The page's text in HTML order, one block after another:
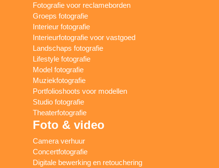
Fotografie voor reclameborden
Groeps fotografie
Interieur fotografie
Interieurfotografie voor vastgoed
Landschaps fotografie
Lifestyle fotografie
Model fotografie
Muziekfotografie
Portfolioshoots voor modellen
Studio fotografie
Theaterfotografie
Foto & video
Camera verhuur
Concertfotografie
Digitale bewerking en retouchering